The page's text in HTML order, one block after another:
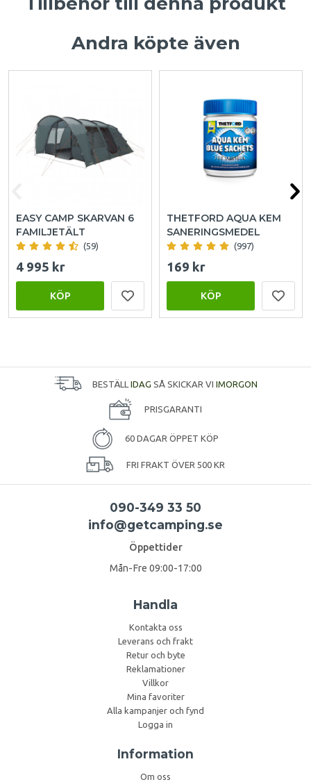
Andra köpte även
EASY CAMP SKARVAN 6
FAMILJETÄLT
(59)
4 995 kr
KÖP
THETFORD AQUA KEM
SANERINGSMEDEL
(997)
169 kr
KÖP
BESTÄLL IDAG SÅ SKICKAR VI IMORGON
PRISGARANTI
60 DAGAR ÖPPET KÖP
FRI FRAKT ÖVER 500 KR
090-349 33 50
info@getcamping.se
Öppettider
Mån-Fre 09:00-17:00
Handla
Kontakta oss
Leverans och frakt
Retur och byte
Reklamationer
Villkor
Mina favoriter
Alla kampanjer och fynd
Logga in
Information
Om oss